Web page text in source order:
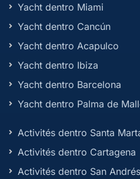
Yacht dentro Miami
Yacht dentro Cancún
Yacht dentro Acapulco
Yacht dentro Ibiza
Yacht dentro Barcelona
Yacht dentro Palma de
Activités dentro Santa
Activités dentro Cartagena
Activités dentro San Andrés